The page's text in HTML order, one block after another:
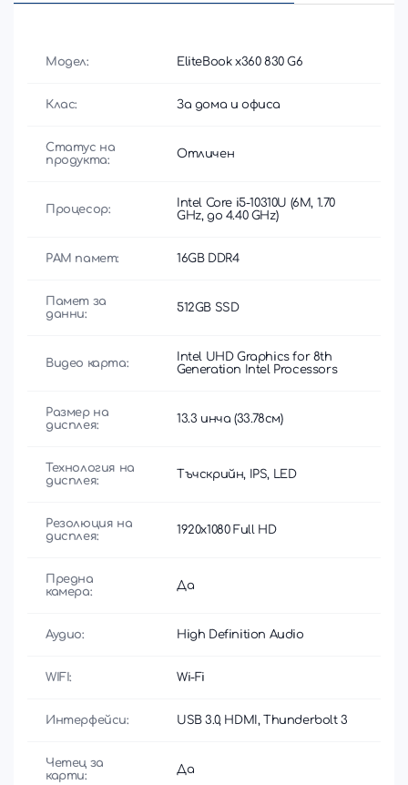
Модел: EliteBook x360 830 G6
Клас: За дома и офиса
Статус на
продукта:
Отличен
Процесор:
Intel Core i5-10310U (6M, 1.70
GHz, до 4.40 GHz)
РАМ памет: 16GB DDR4
Памет за
данни:
512GB SSD
Видео карта:
Intel UHD Graphics for 8th
Generation Intel Processors
Размер на
дисплея:
13.3 инча (33.78см)
Технология на
дисплея:
Тъчскрийн, IPS, LED
Резолюция на
дисплея:
1920x1080 Full HD
Предна
камера:
Да
Аудио: High Definition Audio
WIFI: Wi-Fi
Интерфейси: USB 3.0, HDMI, Thunderbolt 3
Четец за
карти:
Да